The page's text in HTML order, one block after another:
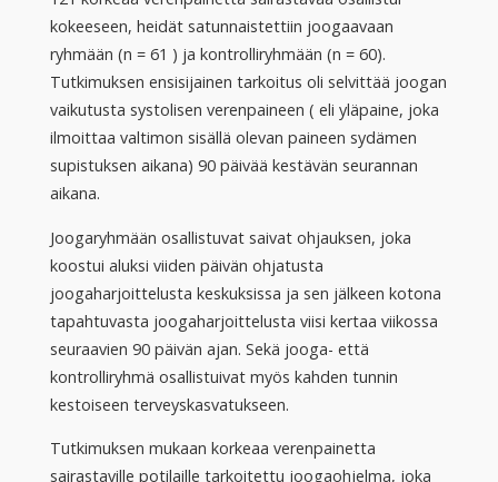
kokeeseen, heidät satunnaistettiin joogaavaan
ryhmään (n = 61 ) ja kontrolliryhmään (n = 60).
Tutkimuksen ensisijainen tarkoitus oli selvittää joogan
vaikutusta systolisen verenpaineen ( eli yläpaine, joka
ilmoittaa valtimon sisällä olevan paineen sydämen
supistuksen aikana) 90 päivää kestävän seurannan
aikana.
Joogaryhmään osallistuvat saivat ohjauksen, joka
koostui aluksi viiden päivän ohjatusta
joogaharjoittelusta keskuksissa ja sen jälkeen kotona
tapahtuvasta joogaharjoittelusta viisi kertaa viikossa
seuraavien 90 päivän ajan. Sekä jooga- että
kontrolliryhmä osallistuivat myös kahden tunnin
kestoiseen terveyskasvatukseen.
Tutkimuksen mukaan korkeaa verenpainetta
sairastaville potilaille tarkoitettu joogaohjelma, joka